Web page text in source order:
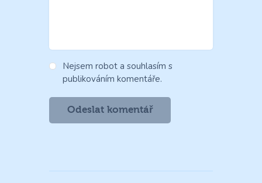
Nejsem robot a souhlasím s
publikováním komentáře.